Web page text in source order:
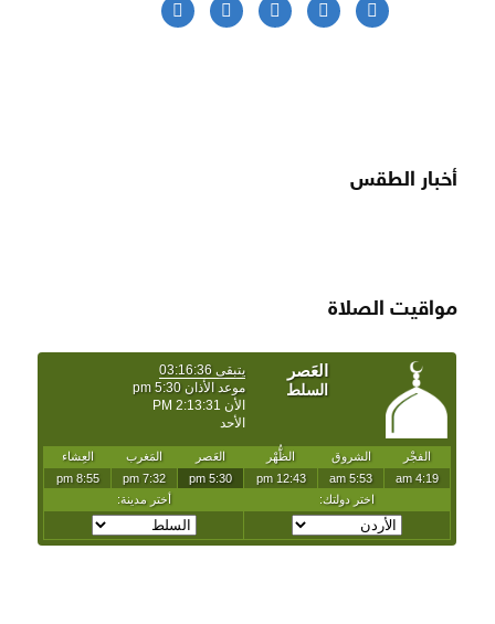
أخبار الطقس
مواقيت الصلاة